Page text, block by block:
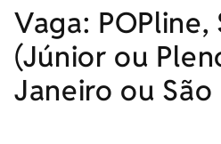
Vaga:
(Júnior ou
Janeiro ou São